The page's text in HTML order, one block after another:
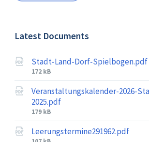
Latest Documents
Stadt-Land-Dorf-Spielbogen.pdf
File
size:
172 kB
Veranstaltungskalender-2026-
2025.pdf
File
size:
179 kB
Leerungstermine291962.pdf